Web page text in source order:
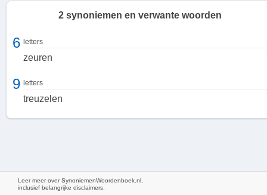
Wanneer iemand 'bab' gedrag vertoont, kan dit zich uiten in
2 synoniemen en verwante woorden
6 letters
zeuren
9 letters
treuzelen
Leer meer over SynoniemenWoordenboek.nl,
inclusief belangrijke disclaimers.